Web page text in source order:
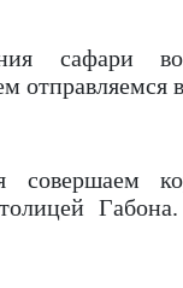
сафари
отправляемся в
совершаем